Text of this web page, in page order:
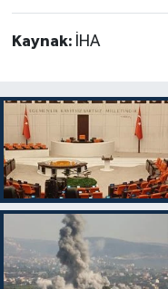
Kaynak: İHA